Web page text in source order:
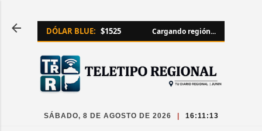
DÓLAR BLUE: $1525 Cargando región...
SÁBADO, 8 DE AGOSTO DE 2026 16:11:13